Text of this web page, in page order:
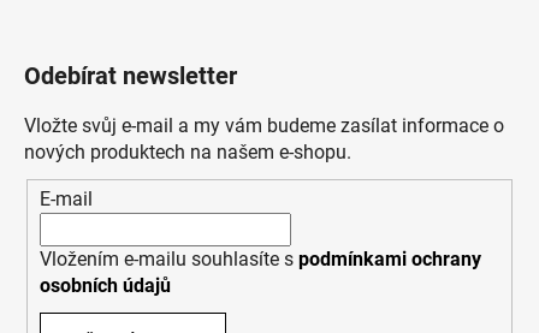
Odebírat newsletter
Vložte svůj e-mail a my vám budeme zasílat informace o
nových produktech na našem e-shopu.
E-mail
Vložením e-mailu souhlasíte s podmínkami ochrany
osobních údajů